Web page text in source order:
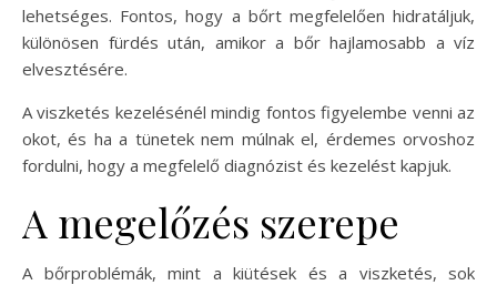
lehetséges. Fontos, hogy a bőrt megfelelően hidratáljuk,
különösen fürdés után, amikor a bőr hajlamosabb a víz
elvesztésére.
A viszketés kezelésénél mindig fontos figyelembe venni az
okot, és ha a tünetek nem múlnak el, érdemes orvoshoz
fordulni, hogy a megfelelő diagnózist és kezelést kapjuk.
A megelőzés szerepe
A bőrproblémák, mint a kiütések és a viszketés, sok